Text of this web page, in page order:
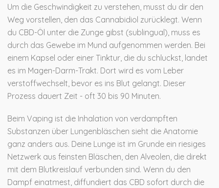
Um die Geschwindigkeit zu verstehen, musst du dir den
Weg vorstellen, den das Cannabidiol zurücklegt. Wenn
du CBD-Öl unter die Zunge gibst (sublingual), muss es
durch das Gewebe im Mund aufgenommen werden. Bei
einem Kapsel oder einer Tinktur, die du schluckst, landet
es im Magen-Darm-Trakt. Dort wird es vom Leber
verstoffwechselt, bevor es ins Blut gelangt. Dieser
Prozess dauert Zeit - oft 30 bis 90 Minuten.
Beim Vaping ist die Inhalation von verdampften
Substanzen über Lungenbläschen sieht die Anatomie
ganz anders aus. Deine Lunge ist im Grunde ein riesiges
Netzwerk aus feinsten Bläschen, den Alveolen, die direkt
mit dem Blutkreislauf verbunden sind. Wenn du den
Dampf einatmest, diffundiert das CBD sofort durch die